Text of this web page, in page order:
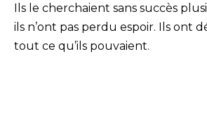
Ils le cherchaient sans succès
ils n’ont pas perdu espoir. Ils ont
tout ce qu’ils pouvaient.